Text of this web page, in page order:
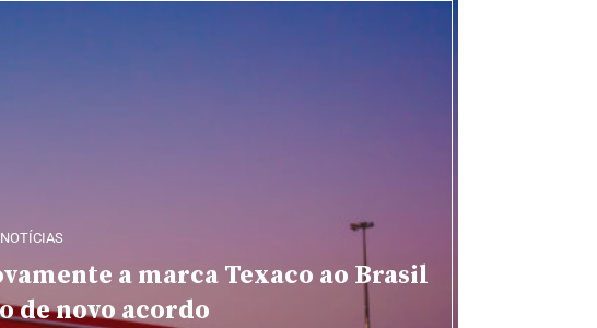
NOTÍCIAS
a marca Texaco ao Brasil
de novo acordo